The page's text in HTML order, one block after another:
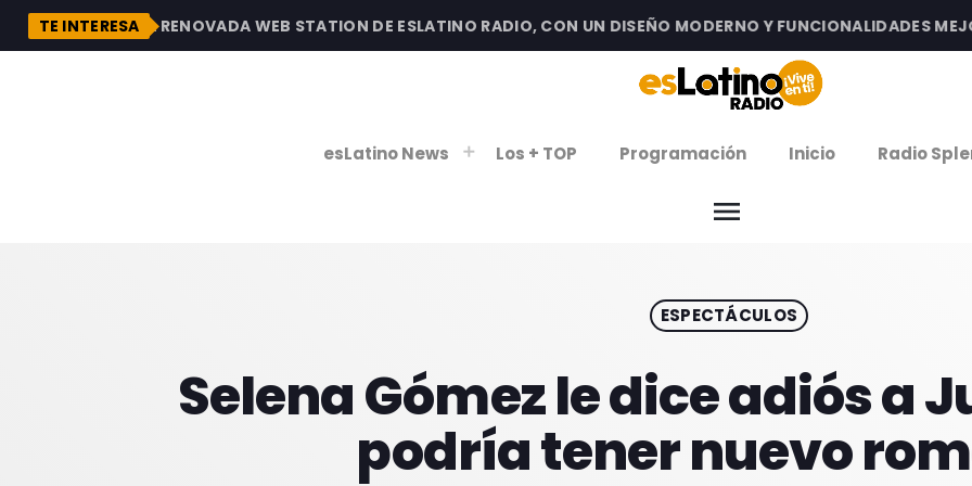
TE INTERESA
DESCUBRE LA RENOVADA WEB STATION DE ESLATINO RADIO, CON UN DISEÑO MODERNO Y FUNCIONALIDADES
esLatino News Los + TOP Programación Inicio Radio
menu
VIERNES DE ESTRENOS ESPECTÁCULOS
Selena Gómez le dice adiós a
podría tener nuevo